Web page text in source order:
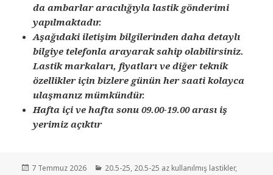
da ambarlar aracılığıyla lastik gönderimi
yapılmaktadır.
Aşağıdaki iletişim bilgilerinden daha detaylı
bilgiye telefonla arayarak sahip olabilirsiniz.
Lastik markaları, fiyatları ve diğer teknik
özellikler için bizlere günün her saati kolayca
ulaşmanız mümkündür.
Hafta içi ve hafta sonu 09.00-19.00 arası iş
yerimiz açıktır
Yayın
7 Temmuz 2026 Kategoriler
20.5-25, 20.5-25 az kullanılmış lastikler,